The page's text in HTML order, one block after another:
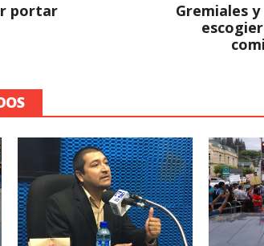
portar
Gremiales